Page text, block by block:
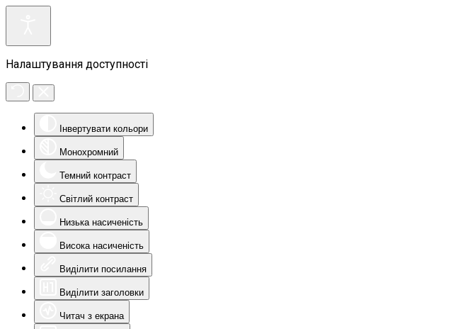
Налаштування доступності
Інвертувати кольори
Монохромний
Темний контраст
Світлий контраст
Низька насиченість
Висока насиченість
Виділити посилання
Виділити заголовки
Читач з екрана